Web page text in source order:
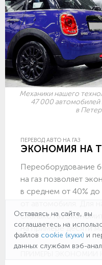
Механики нашего
47 000 автомобилей
в
ПЕРЕВОД АВТО НА ГАЗ
ЭКОНОМИЯ НА
Переоборудование
на газ позволяет
в среднем от 40%
от автомобиля. Для
сколько газ
на примере десяти
ПРИМЕРЫ ЭКОНОМИИ
Оставаясь на сайте, вы
соглашаетесь на
файлов cookie (куки) и
данных службам вэб-